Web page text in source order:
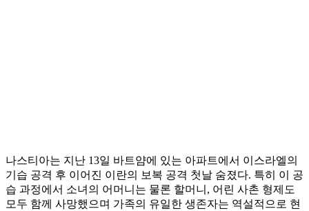
나스티아는 지난 13일 바트얌에 있는 아파트에서 이스라엘의
기습 공격 후 이어진 이란의 보복 공격 첫날 숨졌다. 특히 이 공
습 과정에서 소녀의 어머니는 물론 할머니, 어린 사촌 형제도
모두 함께 사망했으며 가족의 유일한 생존자는 역설적으로 현